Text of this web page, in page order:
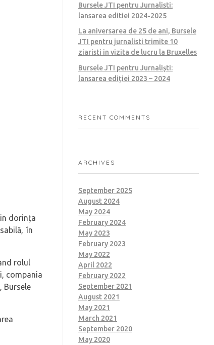
dorința
în
rolul
compania
Bursele
Bursele JTI pentru Jurnalisti:
lansarea editiei 2024-2025
La aniversarea de 25 de ani, Bursele
JTI pentru jurnalisti trimite 10
ziaristi in vizita de lucru la Bruxelles
Bursele JTI pentru Jurnaliști:
lansarea ediției 2023 – 2024
RECENT COMMENTS
ARCHIVES
September 2025
August 2024
May 2024
February 2024
May 2023
February 2023
May 2022
April 2022
February 2022
September 2021
August 2021
May 2021
March 2021
September 2020
May 2020